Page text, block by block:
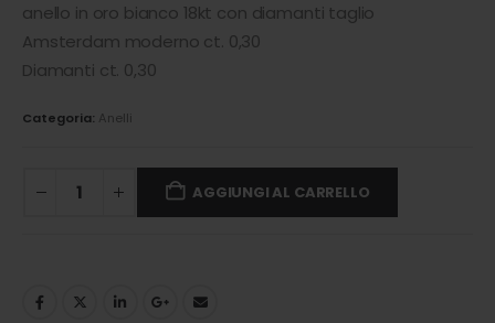
anello in oro bianco 18kt con diamanti taglio
Amsterdam moderno ct. 0,30
Diamanti ct. 0,30
Categoria: Anelli
AGGIUNGI AL CARRELLO